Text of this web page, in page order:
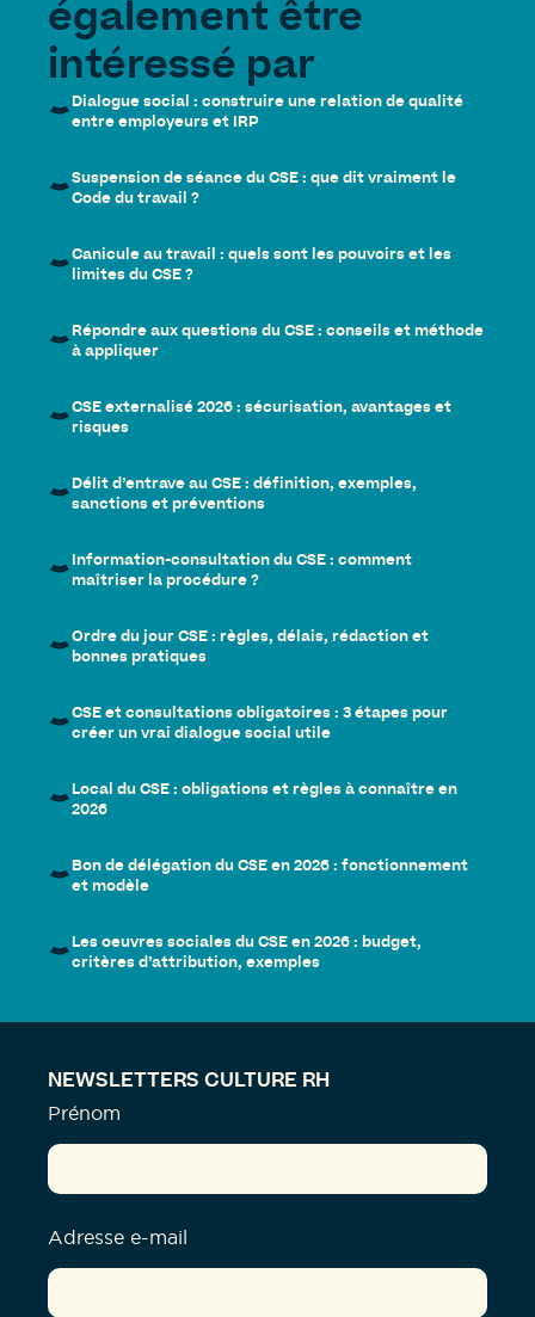
également être
intéressé par
Dialogue social : construire une relation de qualité
entre employeurs et IRP
Suspension de séance du CSE : que dit vraiment le
Code du travail ?
Canicule au travail : quels sont les pouvoirs et les
limites du CSE ?
Répondre aux questions du CSE : conseils et méthode
à appliquer
CSE externalisé 2026 : sécurisation, avantages et
risques
Délit d’entrave au CSE : définition, exemples,
sanctions et préventions
Information-consultation du CSE : comment
maîtriser la procédure ?
Ordre du jour CSE : règles, délais, rédaction et
bonnes pratiques
CSE et consultations obligatoires : 3 étapes pour
créer un vrai dialogue social utile
Local du CSE : obligations et règles à connaître en
2026
Bon de délégation du CSE en 2026 : fonctionnement
et modèle
Les oeuvres sociales du CSE en 2026 : budget,
critères d’attribution, exemples
NEWSLETTERS CULTURE RH
Prénom
Adresse e-mail